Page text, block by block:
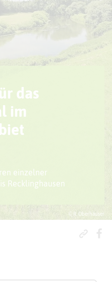
© R. Oberhäuser
das
im
einzelner
Recklinghausen